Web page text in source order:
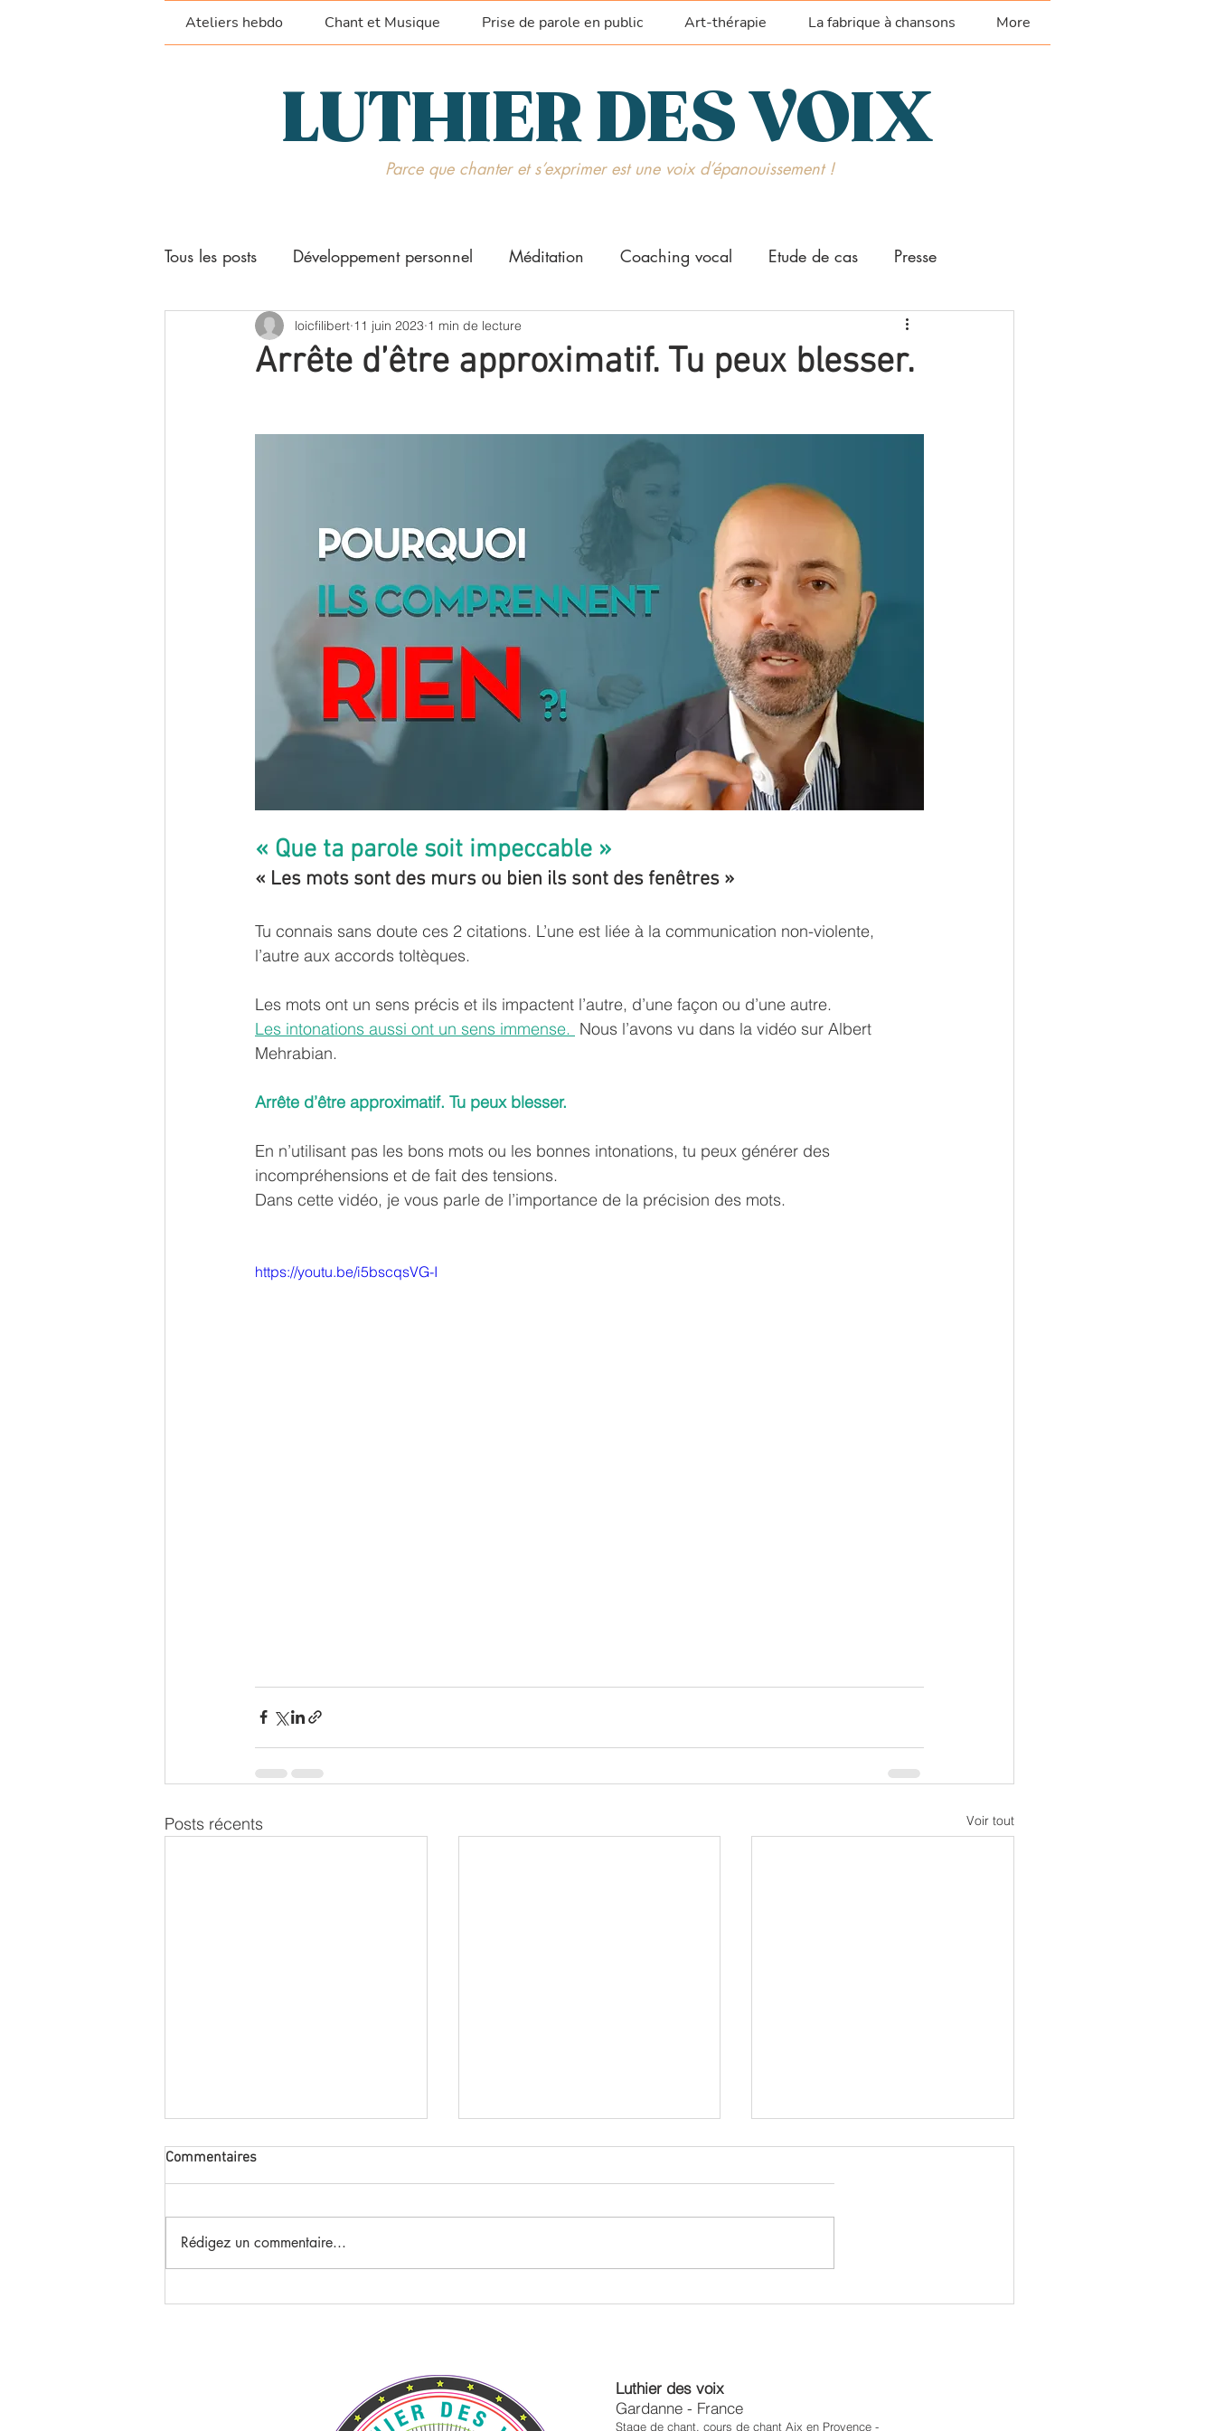
Ateliers hebdo Chant et Musique Prise de parole en public Art-thérapie La fabrique à chansons More
LUTHIER DES VOIX
Parce que chanter et s’exprimer est une voix d’épanouissement !
Tous les posts Développement personnel Méditation Coaching vocal Etude de cas Presse
Stages et séjours Technique vocale Prise de parole
Arrête d’être approximatif. Tu peux blesser.
loicfilibert 11 juin 2023 1 min de lecture
« Que ta parole soit impeccable »
« Les mots sont des murs ou bien ils sont des fenêtres »
Tu connais sans doute ces 2 citations. L’une est liée à la communication non-violente,
l’autre aux accords toltèques.
Les mots ont un sens précis et ils impactent l’autre, d’une façon ou d’une autre.
Les intonations aussi ont un sens immense. Nous l’avons vu dans la vidéo sur Albert
Mehrabian.
Arrête d’être approximatif. Tu peux blesser.
En n’utilisant pas les bons mots ou les bonnes intonations, tu peux générer des
incompréhensions et de fait des tensions.
Dans cette vidéo, je vous parle de l’importance de la précision des mots.
https://youtu.be/i5bscqsVG-I
Posts récents Voir tout
Commentaires
Rédigez un commentaire...
Luthier des voix
Gardanne - France
Stage de chant, cours de chant Aix en Provence -